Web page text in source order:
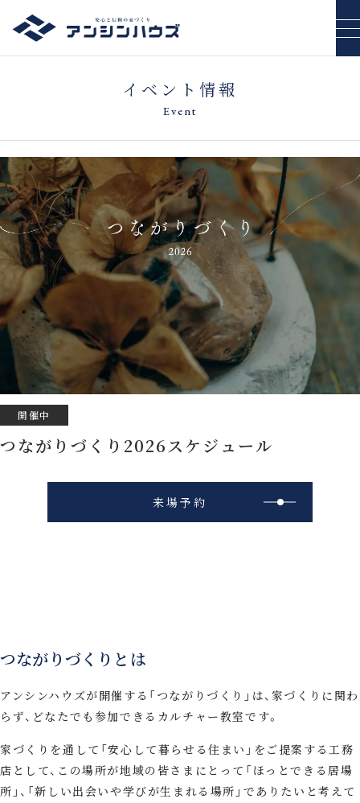
イベント情報
Event
開催中
つながりづくり2026スケジュール
来場予約
つながりづくりとは
アンシンハウズが開催する「つながりづくり」は、家づくりに関わ
らず、どなたでも参加できるカルチャー教室です。
家づくりを通して「安心して暮らせる住まい」をご提案する工務
店として、この場所が地域の皆さまにとって「ほっとできる居場
所」、「新しい出会いや学びが生まれる場所」でありたいと考えて